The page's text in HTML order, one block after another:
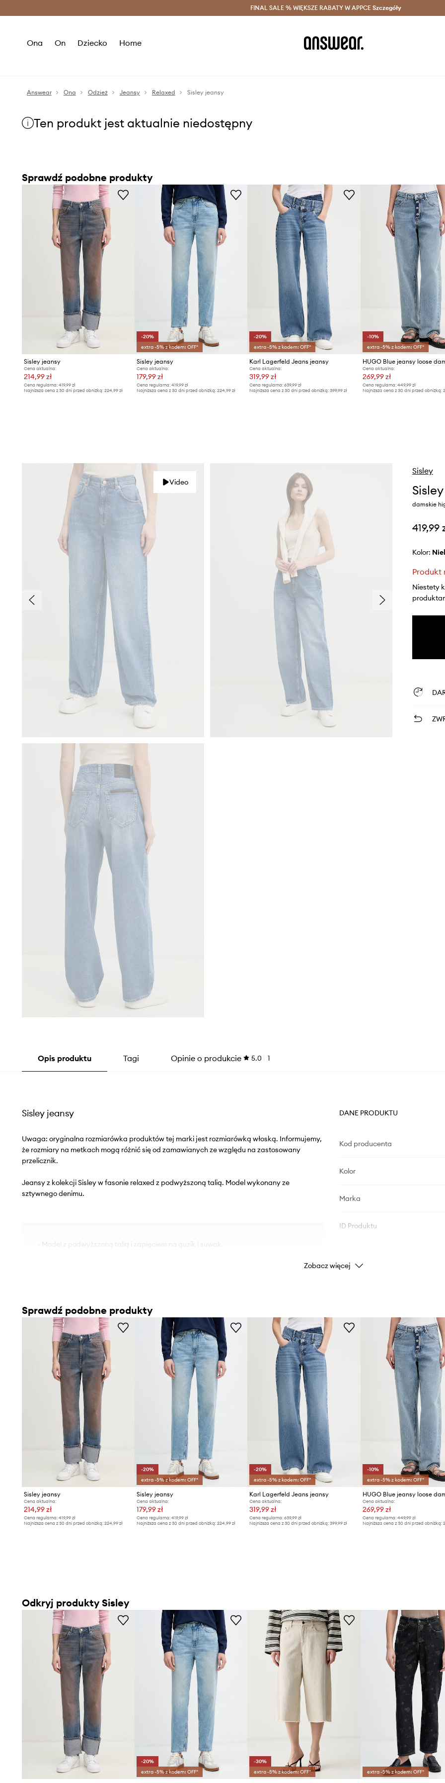
Oszczędzaj z Answear Club > Dostawa nawet w 24h >
FINAL SALE % WIĘKSZE RABATY W APPCE Szczegóły
Ona On Dziecko Home
Answear Ona Odzież Jeansy Relaxed Sisley jeansy
Ten produkt jest aktualnie niedostępny
Sprawdź podobne produkty
Sisley jeansy
Cena aktualna:
214,99 zł
Cena regularna: 419,99 zł
Najniższa cena z 30 dni przed obniżką: 224,99 zł
-20%
extra -5% z kodem: OFF*
Sisley jeansy
Cena aktualna:
179,99 zł
Cena regularna:419,99 zł
Najniższa cena z 30 dni przed obniżką:224,99 zł
-20%
extra -5% z kodem: OFF*
Karl Lagerfeld Jeans jeansy
Cena aktualna:
319,99 zł
Cena regularna: 639,99 zł
Najniższa cena z 30 dni przed obniżką: 399,99 zł
-10%
extra -5% z kodem: OFF*
Cena aktualna:
269,99 zł
Cena regularna: 449,99 zł
Najniższa cena z 30 dni przed obniżką:
Video
Sisley
damskie
419,99
Kolor:
Produkt
Niestety
Opis produktu Tagi Opinie o produkcie 5.0 1
Sisley jeansy
Uwaga: oryginalna rozmiarówka produktów tej marki jest rozmiarówką włoską. Informujemy,
że rozmiary na metkach mogą różnić się od zamawianych ze względu na zastosowany
przelicznik.
Jeansy z kolekcji Sisley w fasonie relaxed z podwyższoną talią. Model wykonany ze
sztywnego denimu.
- Model z podwyższoną talią i zapięciem na guzik i suwak.
- Szerokość w biodrach: 49 cm.
- Wysokość stanu: 30 cm.
- Szerokość nogawki na dole: 23 cm.
- Szerokość nogawki: 30 cm.
- Długość zewnętrzna nogawki: 110 cm.
- Wymiary podane dla rozmiaru: 27.
DANE PRODUKTU
Kod producenta
Kolor
Marka
ID Produktu
Zobacz więcej
Sprawdź podobne produkty
Sisley jeansy
Cena aktualna:
214,99 zł
Cena regularna: 419,99 zł
Najniższa cena z 30 dni przed obniżką: 224,99 zł
-20%
extra -5% z kodem: OFF*
Sisley jeansy
Cena aktualna:
179,99 zł
Cena regularna:419,99 zł
Najniższa cena z 30 dni przed obniżką:224,99 zł
-20%
extra -5% z kodem: OFF*
Karl Lagerfeld Jeans jeansy
Cena aktualna:
319,99 zł
Cena regularna: 639,99 zł
Najniższa cena z 30 dni przed obniżką: 399,99 zł
-10%
extra -5% z kodem: OFF*
Cena aktualna:
269,99 zł
Cena regularna: 449,99 zł
Najniższa cena z 30 dni przed obniżką:
Odkryj produkty Sisley
-20%
extra -5% z kodem: OFF*
-30%
extra -5% z kodem: OFF*
extra -5% z kodem: OFF*